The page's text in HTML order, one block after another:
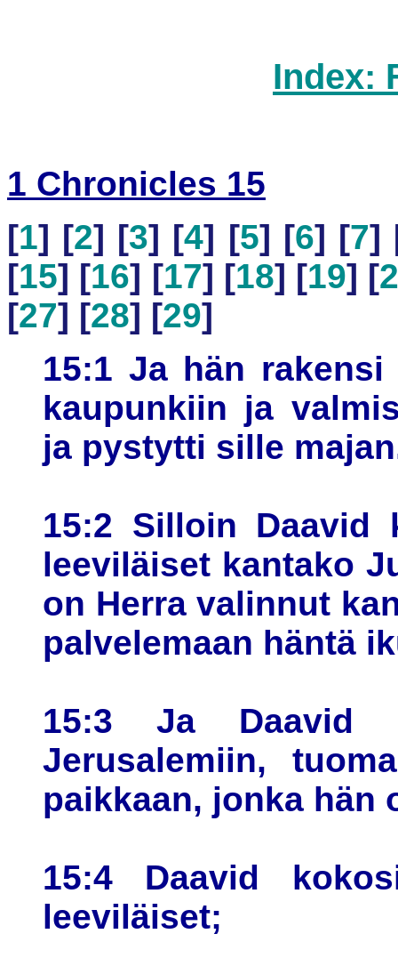
Index:
1 Chronicles 15
[1] [2] [3] [4] [5] [6] [7]
[15] [16] [17] [18] [19] [
[27] [28] [29]
15:1 Ja hän
kaupunkiin ja
ja pystytti sille
15:2 Silloin
leeviläiset kantako
on Herra valinnut
palvelemaan häntä
15:3 Ja Daavid
Jerusalemiin,
paikkaan, jonka hän
15:4 Daavid
leeviläiset;